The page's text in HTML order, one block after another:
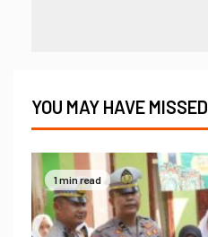
YOU MAY HAVE MISSED
1 min read